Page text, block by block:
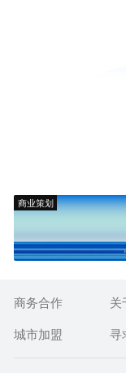
商业策划
商务合作 关
城市加盟
寻